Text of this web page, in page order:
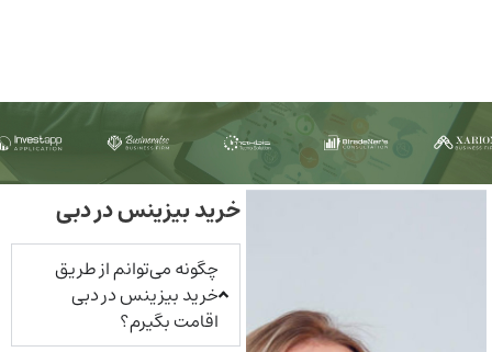
خرید بیزینس در دبی
چگونه می‌توانم از طریق
خرید بیزینس در دبی
اقامت بگیرم؟